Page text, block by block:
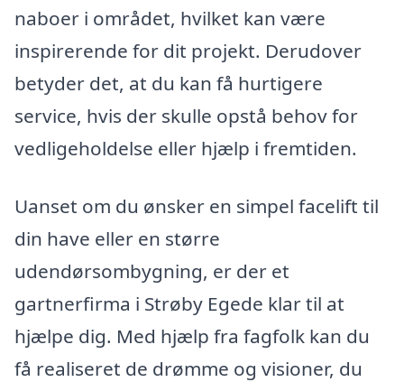
naboer i området, hvilket kan være
inspirerende for dit projekt. Derudover
betyder det, at du kan få hurtigere
service, hvis der skulle opstå behov for
vedligeholdelse eller hjælp i fremtiden.
Uanset om du ønsker en simpel facelift til
din have eller en større
udendørsombygning, er der et
gartnerfirma i Strøby Egede klar til at
hjælpe dig. Med hjælp fra fagfolk kan du
få realiseret de drømme og visioner, du